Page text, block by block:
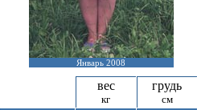
Январь 2008
вес
кг
грудь
см